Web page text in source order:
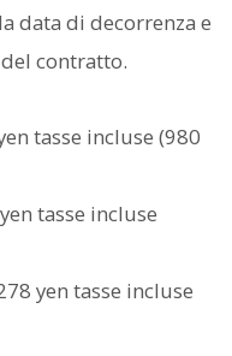
data di decorrenza e
contratto.
tasse incluse (980
tasse incluse
yen tasse incluse